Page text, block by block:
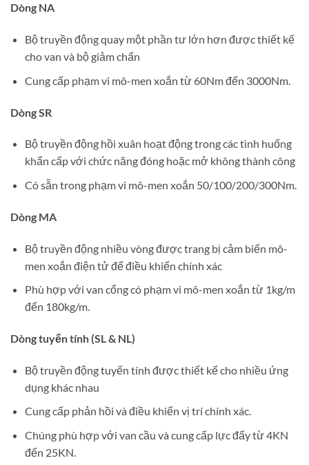
Dòng NA
Bộ truyền động quay một phần tư lớn hơn được thiết kế
cho van và bộ giảm chấn
Cung cấp phạm vi mô-men xoắn từ 60Nm đến 3000Nm.
Dòng SR
Bộ truyền động hồi xuân hoạt động trong các tình huống
khẩn cấp với chức năng đóng hoặc mở không thành công
Có sẵn trong phạm vi mô-men xoắn 50/100/200/300Nm.
Dòng MA
Bộ truyền động nhiều vòng được trang bị cảm biến mô-
men xoắn điện tử để điều khiển chính xác
Phù hợp với van cổng có phạm vi mô-men xoắn từ 1kg/m
đến 180kg/m.
Dòng tuyến tính (SL & NL)
Bộ truyền động tuyến tính được thiết kế cho nhiều ứng
dụng khác nhau
Cung cấp phản hồi và điều khiển vị trí chính xác.
Chúng phù hợp với van cầu và cung cấp lực đẩy từ 4KN
đến 25KN.